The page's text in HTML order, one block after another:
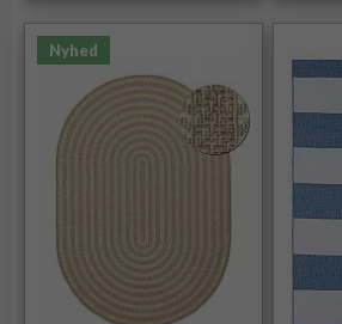
Nyhed